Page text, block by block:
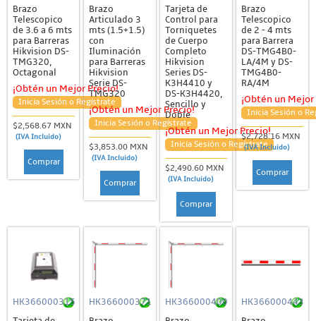
Brazo
Telescopico
de 3.6 a 6 mts
para Barreras
Hikvision DS-
TMG320,
Octagonal
¡Obtén un Mejor Precio!
Inicia Sesión o Regístrate
$2,568.67 MXN
(IVA Incluido)
Comprar
Brazo
Articulado 3
mts (1.5+1.5)
con
Iluminación
para Barreras
Hikvision
Serie DS-
TMG320
¡Obtén un Mejor Precio!
Inicia Sesión o Regístrate
$3,853.00 MXN
(IVA Incluido)
Comprar
Tarjeta de
Control para
Torniquetes
de Cuerpo
Completo
Hikvision
Series DS-
K3H4410 y
DS-K3H4420,
Sencillo y
Doble
¡Obtén un Mejor Precio!
Inicia Sesión o Regístrate
$2,490.60 MXN
(IVA Incluido)
Comprar
Brazo
Telescopico
de 2 - 4 mts
para Barrera
DS-TMG4B0-
LA/4M y DS-
TMG4B0-
RA/4M
¡Obtén un
Inicia Sesión o
$2,728.16 MXN
(IVA Incluido)
Comprar
HK366000315
HK366000371
HK366000400
HK366000443